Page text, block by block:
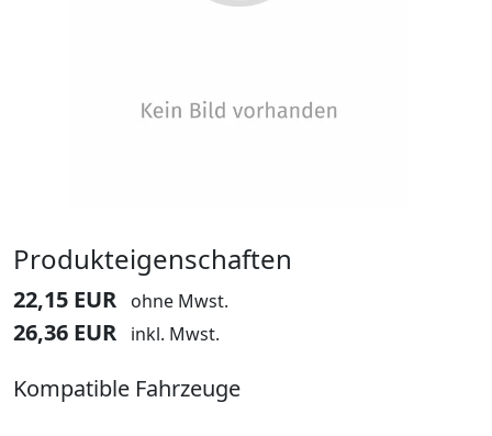
Produkteigenschaften
22,15 EUR ohne Mwst.
26,36 EUR inkl. Mwst.
Kompatible Fahrzeuge